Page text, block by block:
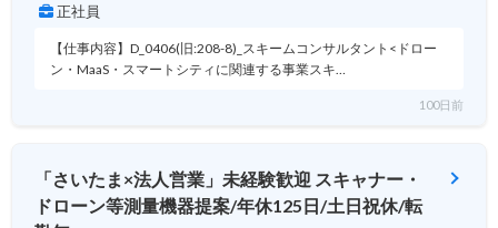
正社員
【仕事内容】D_0406(旧:208-8)_スキームコンサルタント<ドロー
ン・MaaS・スマートシティに関連する事業スキ…
100日前
「さいたま×法人営業」未経験歓迎 スキャナー・
ドローン等測量機器提案/年休125日/土日祝休/転